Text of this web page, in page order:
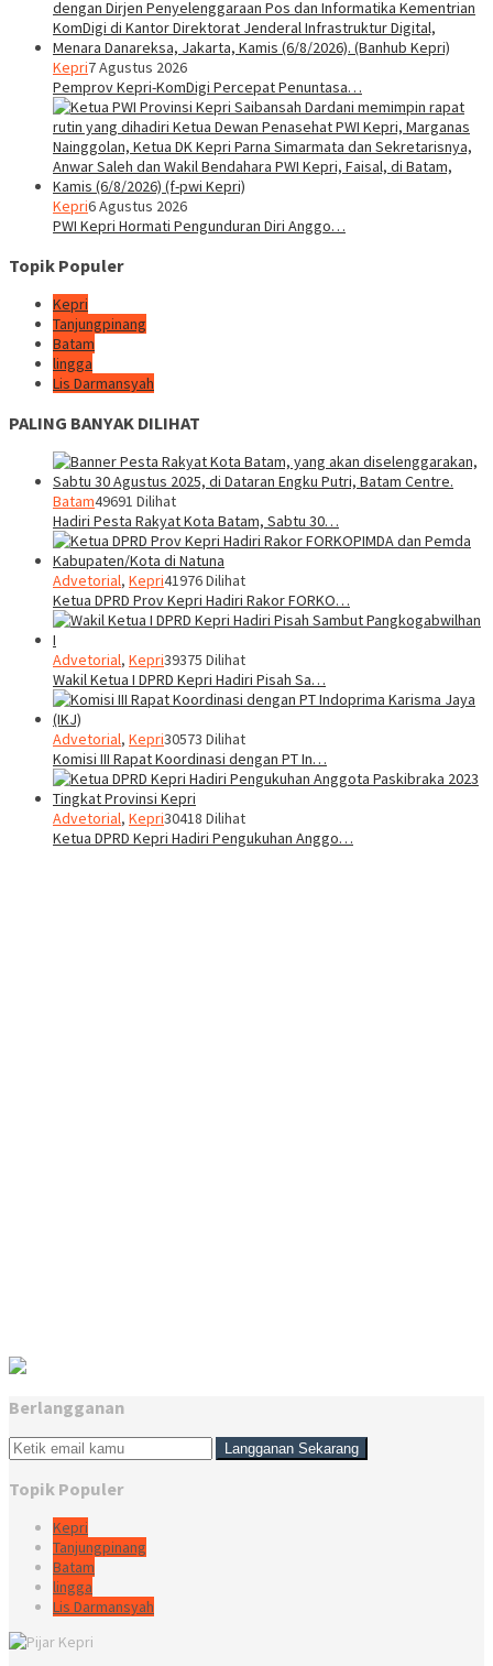
Kepri7 Agustus 2026
Pemprov Kepri-KomDigi Percepat Penuntasa…
Kepri6 Agustus 2026
PWI Kepri Hormati Pengunduran Diri Anggo…
Topik Populer
Kepri
Tanjungpinang
Batam
lingga
Lis Darmansyah
PALING BANYAK DILIHAT
Batam49691 Dilihat
Hadiri Pesta Rakyat Kota Batam, Sabtu 30…
Advetorial, Kepri41976 Dilihat
Ketua DPRD Prov Kepri Hadiri Rakor FORKO…
Advetorial, Kepri39375 Dilihat
Wakil Ketua I DPRD Kepri Hadiri Pisah Sa…
Advetorial, Kepri30573 Dilihat
Komisi III Rapat Koordinasi dengan PT In…
Advetorial, Kepri30418 Dilihat
Ketua DPRD Kepri Hadiri Pengukuhan Anggo…
Berlangganan
Topik Populer
Kepri
Tanjungpinang
Batam
lingga
Lis Darmansyah